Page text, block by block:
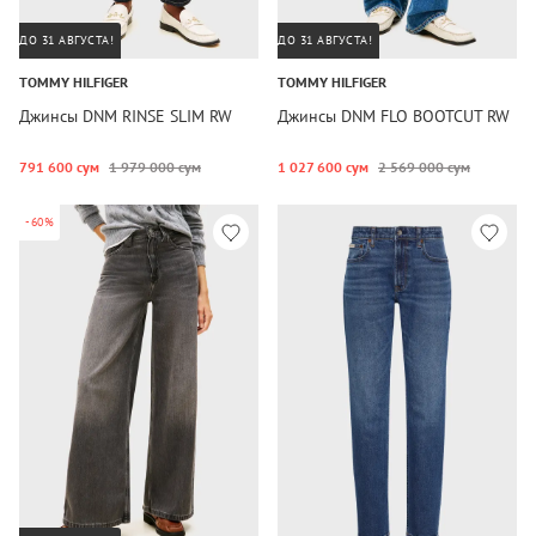
ДО 31 АВГУСТА!
TOMMY HILFIGER
Джинсы DNM RINSE SLIM RW
791 600 сум 1 979 000 сум
ДО 31 АВГУСТА!
TOMMY HILFIGER
Джинсы DNM FLO BOOTCUT RW
1 027 600 сум 2 569 000 сум
-60%